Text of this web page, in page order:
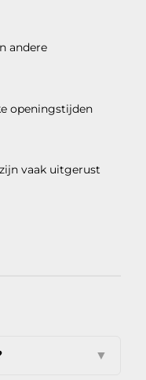
andere
openingstijden
vaak uitgerust
▼